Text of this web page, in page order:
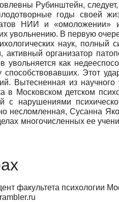
Рубинштейн,
годы своей
НИИ и «омоложении»
увольнению. В первую
наук,
организатор
увольняется как
способствовавших. Этот
Вытесненная из
в Московском детском
с нарушениями
несломленная, Сусанна
многочисленных ее
факультета психологии